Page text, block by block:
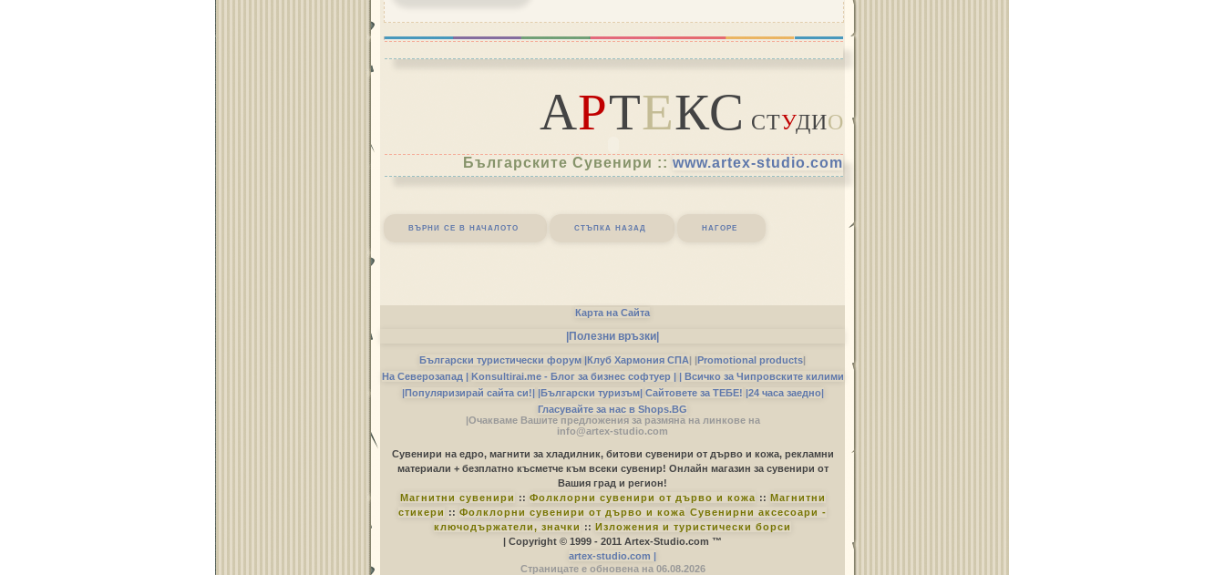
АРТЕКС СТУДИО
Българските Сувенири :: www.artex-studio.com
върни се в началото стъпка назад нагоре
Карта на Сайта
|Полезни връзки|
Български туристически форум |Клуб Хармония СПА| |Promotional products|
На Северозапад | Konsultirai.me - Блог за бизнес софтуер | | Всичко за Чипровските килими
|Популяризирай сайта си!| |Български туризъм| Сайтовете за ТЕБЕ! |24 часа заедно|
Гласувайте за нас в Shops.BG
|Очакваме Вашите предложения за размяна на линкове на
info@artex-studio.com
Сувенири на едро, магнити за хладилник, битови сувенири от дърво и кожа, рекламни
материали + безплатно късметче към всеки сувенир! Онлайн магазин за сувенири от
Вашия град и регион!
Магнитни сувенири :: Фолклорни сувенири от дърво и кожа :: Магнитни
стикери :: Фолклорни сувенири от дърво и кожа Сувенирни аксесоари -
ключодържатели, значки :: Изложения и туристически борси
| Copyright © 1999 - 2011 Artex-Studio.com ™
artex-studio.com |
Страницате е обновена на 06.08.2026